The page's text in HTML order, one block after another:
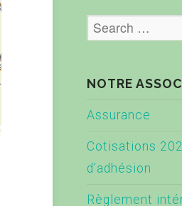
NOTRE
Assurance
Cotisations
d’adhésion
Règlement